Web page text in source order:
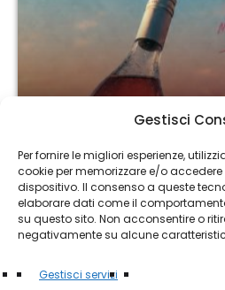
Gestisci
Per fornire le migliori esperienze,
cookie per memorizzare e/o
dispositivo. Il consenso a queste
elaborare dati come il
su questo sito. Non acconsentire o
negativamente su alcune
Gestisci servizi
Nico Sordelli pubblica
singolo estivo tra
e sentimenti
today